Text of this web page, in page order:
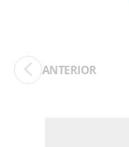
ANTERIOR